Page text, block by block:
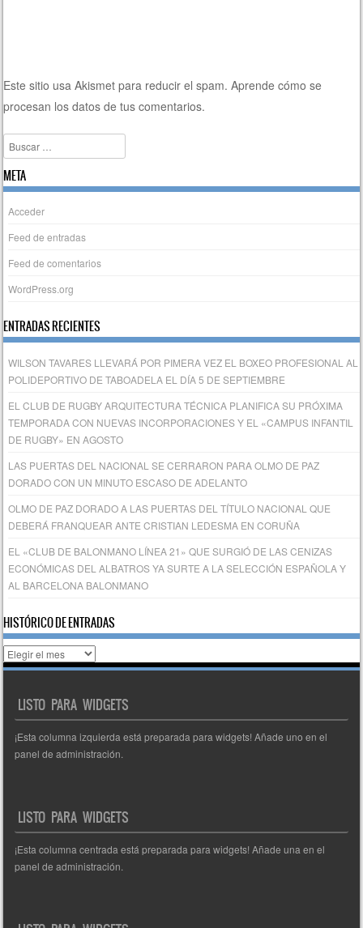
Este sitio usa Akismet para reducir el spam.Aprende cómo se
procesan los datos de tus comentarios.
Buscar
META
Acceder
Feed de entradas
Feed de comentarios
WordPress.org
ENTRADAS RECIENTES
WILSON TAVARES LLEVARÁ POR PIMERA VEZ EL BOXEO PROFESIONAL AL
POLIDEPORTIVO DE TABOADELA EL DÍA 5 DE SEPTIEMBRE
EL CLUB DE RUGBY ARQUITECTURA TÉCNICA PLANIFICA SU PRÓXIMA
TEMPORADA CON NUEVAS INCORPORACIONES Y EL «CAMPUS INFANTIL
DE RUGBY» EN AGOSTO
LAS PUERTAS DEL NACIONAL SE CERRARON PARA OLMO DE PAZ
DORADO CON UN MINUTO ESCASO DE ADELANTO
OLMO DE PAZ DORADO A LAS PUERTAS DEL TÍTULO NACIONAL QUE
DEBERÁ FRANQUEAR ANTE CRISTIAN LEDESMA EN CORUÑA
EL «CLUB DE BALONMANO LÍNEA 21» QUE SURGIÓ DE LAS CENIZAS
ECONÓMICAS DEL ALBATROS YA SURTE A LA SELECCIÓN ESPAÑOLA Y
AL BARCELONA BALONMANO
HISTÓRICO DE ENTRADAS
Histórico
de
LISTO PARA WIDGETS
¡Esta columna izquierda está preparada para widgets! Añade uno en el
panel de administración.
LISTO PARA WIDGETS
¡Esta columna centrada está preparada para widgets! Añade una en el
panel de administración.